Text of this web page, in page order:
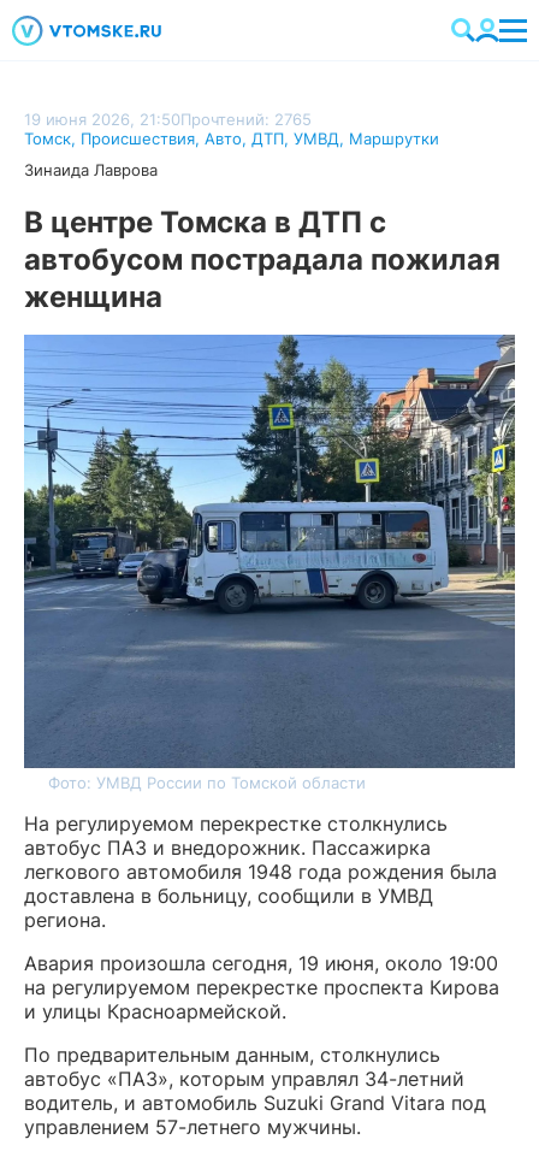
19 июня 2026, 21:50Прочтений: 2765
Томск, Происшествия, Авто, ДТП, УМВД, Маршрутки
Зинаида Лаврова
В центре Томска в ДТП с
автобусом пострадала пожилая
женщина
Фото: УМВД России по Томской области
На регулируемом перекрестке столкнулись
автобус ПАЗ и внедорожник. Пассажирка
легкового автомобиля 1948 года рождения была
доставлена в больницу, сообщили в УМВД
региона.
Авария произошла сегодня, 19 июня, около 19:00
на регулируемом перекрестке проспекта Кирова
и улицы Красноармейской.
По предварительным данным, столкнулись
автобус «ПАЗ», которым управлял 34-летний
водитель, и автомобиль Suzuki Grand Vitara под
управлением 57-летнего мужчины.